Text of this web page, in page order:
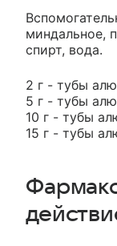
миндальное,
спирт, вода.
2 г - тубы
5 г - тубы
10 г - тубы
15 г - тубы